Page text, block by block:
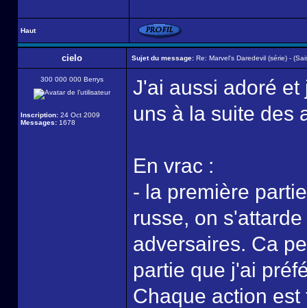
Haut
cielo Sujet du message: Re: Marvel's Daredevil (série) -
300 000 000 Berrys
Inscription: 24 Oct 2009
Messages: 1678
J'ai aussi adoré et
uns à la suite des
En vrac :
- la première
russe, on
adversaires. Ca
partie que j'ai
Chaque action